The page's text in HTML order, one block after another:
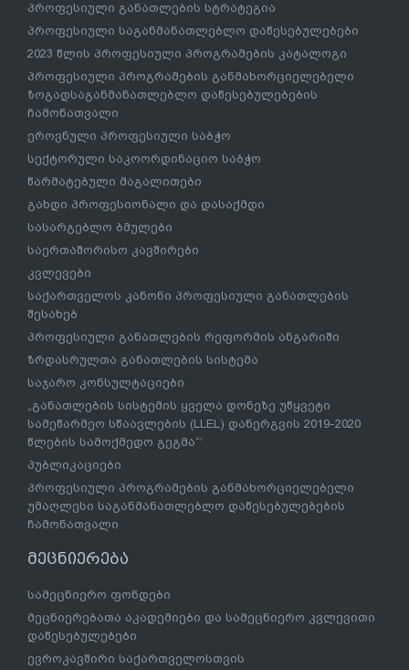
პროფესიული განათლების სტრატეგია
პროფესიული საგანმანათლებლო დაწესებულებები
2023 წლის პროფესიული პროგრამების კატალოგი
პროფესიული პროგრამების განმახორციელებელი
ზოგადსაგანმანათლებლო დაწესებულებების
ჩამონათვალი
ეროვნული პროფესიული საბჭო
სექტორული საკოორდინაციო საბჭო
წარმატებული მაგალითები
გახდი პროფესიონალი და დასაქმდი
სასარგებლო ბმულები
საერთაშორისო კავშირები
კვლევები
საქართველოს კანონი პროფესიული განათლების
შესახებ
პროფესიული განათლების რეფორმის ანგარიში
ზრდასრულთა განათლების სისტემა
საჯარო კონსულტაციები
„განათლების სისტემის ყველა დონეზე უწყვეტი
სამეწარმეო სწაავლების (LLEL) დანერგვის 2019-2020
წლების სამოქმედო გეგმა“’
პუბლიკაციები
პროფესიული პროგრამების განმახორციელებელი
უმაღლესი საგანმანათლებლო დაწესებულებების
ჩამონათვალი
მეცნიერება
სამეცნიერო ფონდები
მეცნიერებათა აკადემიები და სამეცნიერო კვლევითი
დაწესებულებები
ევროკავშირი საქართველოსთვის